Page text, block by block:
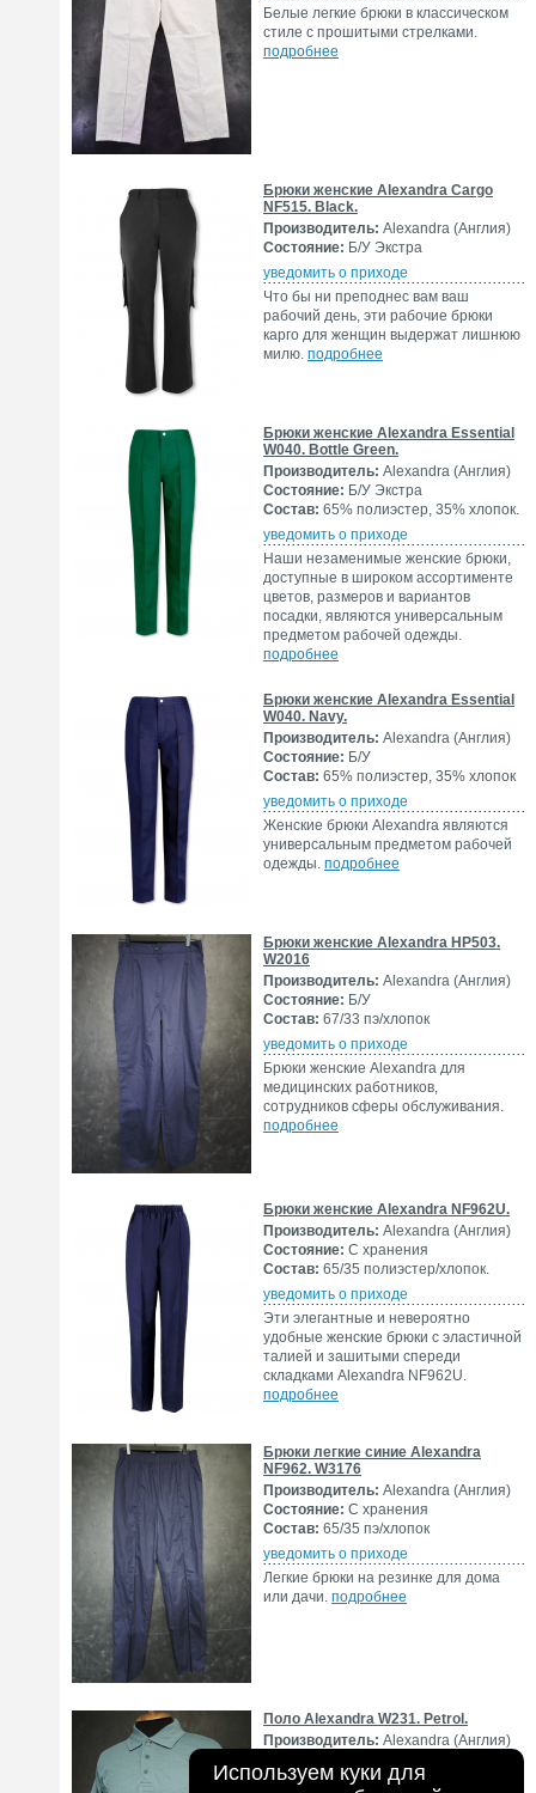
Белые легкие брюки в классическом
стиле с прошитыми стрелками.
подробнее
Брюки женские Alexandra Cargo
NF515. Black.
Производитель: Alexandra (Англия)
Состояние: Б/У Экстра
уведомить о приходе
Что бы ни преподнес вам ваш
рабочий день, эти рабочие брюки
карго для женщин выдержат лишнюю
милю. подробнее
Брюки женские Alexandra Essential
W040. Bottle Green.
Производитель: Alexandra (Англия)
Состояние: Б/У Экстра
Состав: 65% полиэстер, 35% хлопок.
уведомить о приходе
Наши незаменимые женские брюки,
доступные в широком ассортименте
цветов, размеров и вариантов
посадки, являются универсальным
предметом рабочей одежды.
подробнее
Брюки женские Alexandra Essential
W040. Navy.
Производитель: Alexandra (Англия)
Состояние: Б/У
Состав: 65% полиэстер, 35% хлопок
уведомить о приходе
Женские брюки Alexandra являются
универсальным предметом рабочей
одежды. подробнее
Брюки женские Alexandra HP503.
W2016
Производитель: Alexandra (Англия)
Состояние: Б/У
Состав: 67/33 пэ/хлопок
уведомить о приходе
Брюки женские Alexandra для
медицинских работников,
сотрудников сферы обслуживания.
подробнее
Брюки женские Alexandra NF962U.
Производитель: Alexandra (Англия)
Состояние: С хранения
Состав: 65/35 полиэстер/хлопок.
уведомить о приходе
Эти элегантные и невероятно
удобные женские брюки с эластичной
талией и зашитыми спереди
складками Alexandra NF962U.
подробнее
Брюки легкие синие Alexandra
NF962. W3176
Производитель: Alexandra (Англия)
Состояние: С хранения
Состав: 65/35 пэ/хлопок
уведомить о приходе
Легкие брюки на резинке для дома
или дачи. подробнее
Поло Alexandra W231. Petrol.
Производитель: Alexandra (Англия)
Состав:65/35 пэ/хлопок
Используем куки для